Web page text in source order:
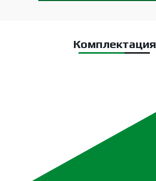
Комплектация